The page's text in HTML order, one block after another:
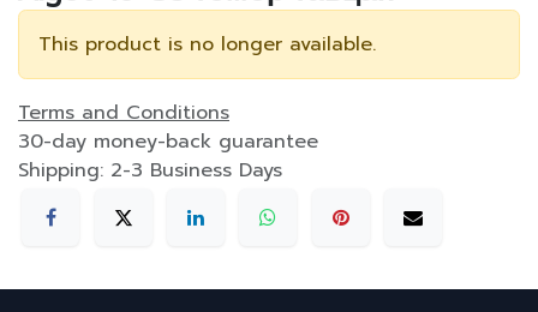
This product is no longer available.
Terms and Conditions
30-day money-back guarantee
Shipping: 2-3 Business Days